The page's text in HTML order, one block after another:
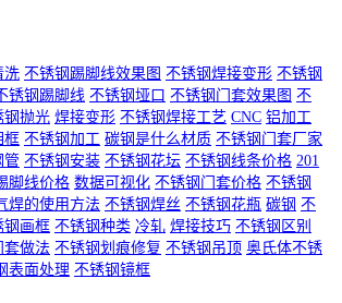
洗 不锈钢踢脚线效果图 不锈钢焊接变形 不锈钢
锈钢踢脚线 不锈钢垭口 不锈钢门套效果图 不
钢抛光 焊接变形 不锈钢焊接工艺 CNC 铝加工
框 不锈钢加工 碳钢是什么材质 不锈钢门套厂家
管 不锈钢安装 不锈钢花坛 不锈钢线条价格 201
脚线价格 数据可视化 不锈钢门套价格 不锈钢
焊的使用方法 不锈钢焊丝 不锈钢花瓶 碳钢 不
钢画框 不锈钢种类 冷轧 焊接技巧 不锈钢区别
套做法 不锈钢划痕修复 不锈钢吊顶 奥氏体不锈
表面处理 不锈钢镜框